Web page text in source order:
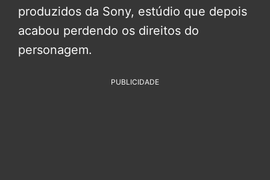
produzidos da Sony, estúdio que depois
acabou perdendo os direitos do
personagem.
PUBLICIDADE